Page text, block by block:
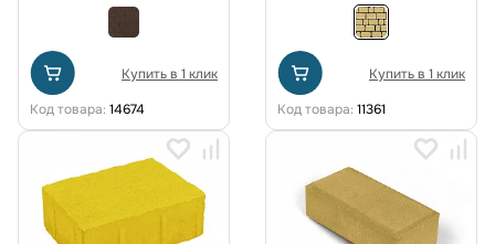
Купить в 1 клик
Код товара: 14674
Купить в 1 клик
Код товара: 11361